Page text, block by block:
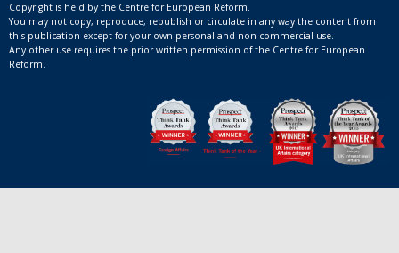
Copyright is held by the Centre for European Reform.
You may not copy, reproduce, republish or circulate in any way the content from
this publication except for your own personal and non-commercial use.
Any other use requires the prior written permission of the Centre for European
Reform.